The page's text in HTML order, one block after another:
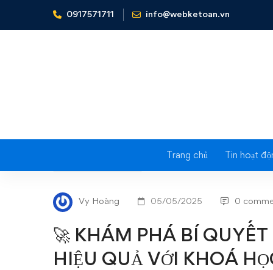
0917571711 info@webketoan.vn
Trang chủ Tin hoạt
Home Tin tức - Sự kiện 🚀 KHÁM PHÁ BÍ QUYẾT
🚀
KHÁM
PHÁ
BÍ
Vy Hoàng 05/05/2025 0
🚀 KHÁM PHÁ BÍ
HIỆU QUẢ VỚI KHOÁ